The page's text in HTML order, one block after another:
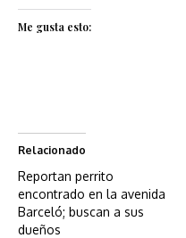
Me gusta esto:
Relacionado
Reportan perrito
encontrado en la avenida
Barceló; buscan a sus
dueños